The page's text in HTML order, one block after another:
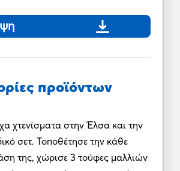
προϊόντων
χτενίσματα στην Έλσα και την
σετ. Τοποθέτησε την κάθε
της, χώρισε 3 τούφες μαλλιών